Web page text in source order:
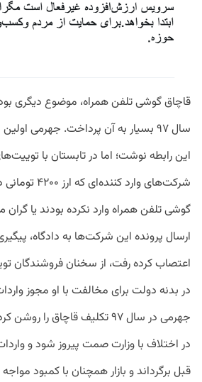
قاچاقگوشیتلفنهمراه، موضوع دیگری
سال۹۷ بسیار بهآن پرداخت. جهرمی اولین
اینرابطه نوشت؛ اما درتابستان با توییت
شرکتهایواردکنندهایکه ارز ۴۲۰۰ تومانی
گوشیتلفنهمراهوارد نکرده بودندیا گران
ارسال پرونده این شرکتها به دادگاه،
اعتصابکردهرفت، از سخنانفروشندگان
در بدنه دولت برای مخالفت با او مجوز
جهرمی در سال۹۷تکلیفقاچاقرا روشن
در اختلاف با وزارتصمت پیروز شودو
قبل برگرداندو بازارهمچنان با کمبود مواجه